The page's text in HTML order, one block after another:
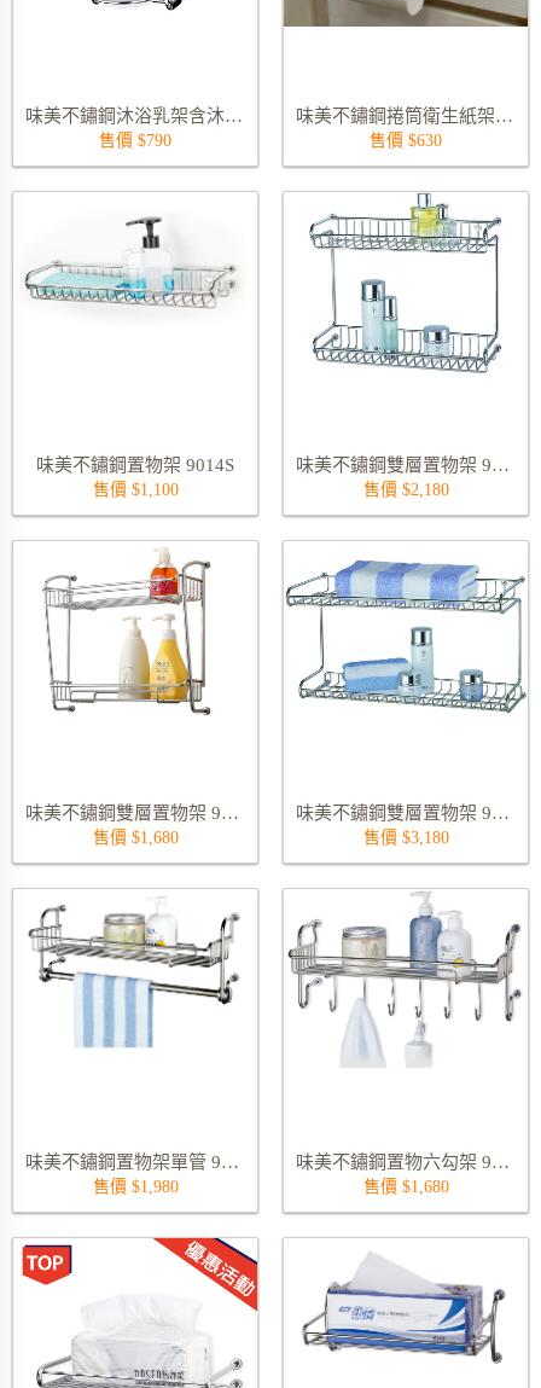
味美不鏽鋼沐浴乳架含沐浴乳罐 9116S
售價 $790
味美不鏽鋼捲筒衛生紙架 9298S01
售價 $630
味美不鏽鋼置物架 9014S
售價 $1,100
味美不鏽鋼雙層置物架 9017S
售價 $2,180
味美不鏽鋼雙層置物架 9603BS
售價 $1,680
味美不鏽鋼雙層置物架 9018S
售價 $3,180
味美不鏽鋼置物架單管 9408CTS
售價 $1,980
味美不鏽鋼置物六勾架 9408CHS
售價 $1,680